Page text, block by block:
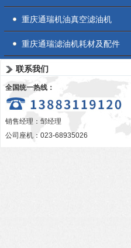
重庆通瑞机油真空滤油机
重庆通瑞滤油机耗材及配件
联系我们
全国统一热线：
销售经理：邹经理
公司座机：023-68935026